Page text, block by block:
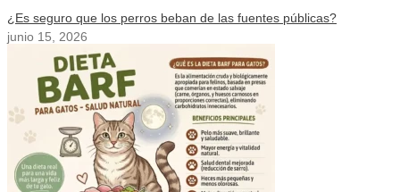
¿Es seguro que los perros beban de las fuentes públicas?
junio 15, 2026